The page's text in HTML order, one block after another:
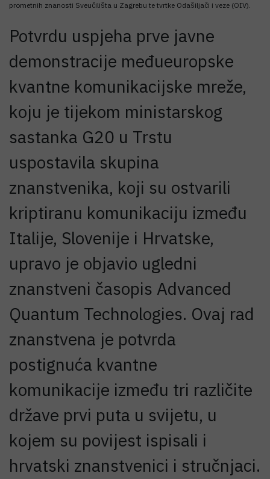
prometnih znanosti Sveučilišta u Zagrebu te tvrtke Odašiljači i veze (OIV).
Potvrdu uspjeha prve javne
demonstracije međueuropske
kvantne komunikacijske mreže,
koju je tijekom ministarskog
sastanka G20 u Trstu
uspostavila skupina
znanstvenika, koji su ostvarili
kriptiranu komunikaciju između
Italije, Slovenije i Hrvatske,
upravo je objavio ugledni
znanstveni časopis Advanced
Quantum Technologies. Ovaj rad
znanstvena je potvrda
postignuća kvantne
komunikacije između tri različite
države prvi puta u svijetu, u
kojem su povijest ispisali i
hrvatski znanstvenici i stručnjaci.